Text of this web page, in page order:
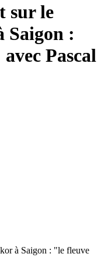
sur le
Saigon :
Pascal
à Saigon : "le fleuve